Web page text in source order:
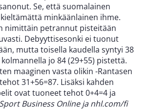
Se, että suomalainen
minkäänlainen ihme.
nimittäin petrannut pisteitään
Debyyttisesonki ei tuonut
mutta toisella kaudella syntyi 38
jo 84 (29+55) pistettä.
maaginen vasta olikin -Rantasen
31+56=87. Lisäksi kahden
ovat tuoneet tehot 0+4=4 ja
Business Online ja nhl.com/fi